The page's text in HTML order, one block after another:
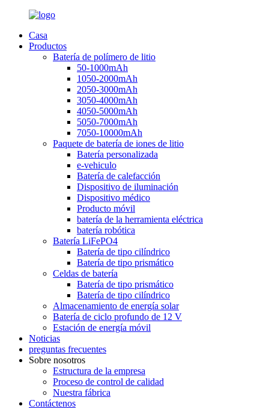
Casa
Productos
Batería de polímero de litio
50-1000mAh
1050-2000mAh
2050-3000mAh
3050-4000mAh
4050-5000mAh
5050-7000mAh
7050-10000mAh
Paquete de batería de iones de litio
Batería personalizada
e-vehiculo
Batería de calefacción
Dispositivo de iluminación
Dispositivo médico
Producto móvil
batería de la herramienta eléctrica
batería robótica
Batería LiFePO4
Batería de tipo cilíndrico
Batería de tipo prismático
Celdas de batería
Batería de tipo prismático
Batería de tipo cilíndrico
Almacenamiento de energía solar
Batería de ciclo profundo de 12 V
Estación de energía móvil
Noticias
preguntas frecuentes
Sobre nosotros
Estructura de la empresa
Proceso de control de calidad
Nuestra fábrica
Contáctenos